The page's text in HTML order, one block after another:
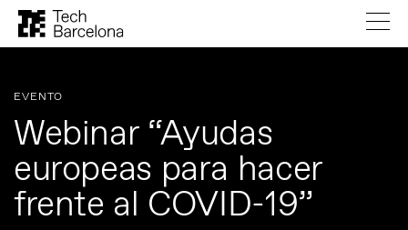
EVENTO
Webinar “Ayudas
europeas para hacer
frente al COVID-19”